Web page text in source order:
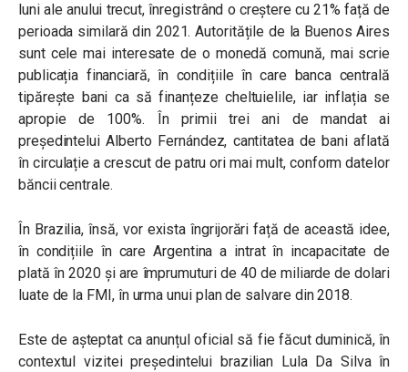
luni ale anului trecut, înregistrând o creștere cu 21% față de
perioada similară din 2021. Autoritățile de la Buenos Aires
sunt cele mai interesate de o monedă comună, mai scrie
publicația financiară, în condițiile în care banca centrală
tipărește bani ca să finanțeze cheltuielile, iar inflația se
apropie de 100%. În primii trei ani de mandat ai
președintelui Alberto Fernández, cantitatea de bani aflată
în circulație a crescut de patru ori mai mult, conform datelor
băncii centrale.
În Brazilia, însă, vor exista îngrijorări față de această idee,
în condițiile în care Argentina a intrat în incapacitate de
plată în 2020 și are împrumuturi de 40 de miliarde de dolari
luate de la FMI, în urma unui plan de salvare din 2018.
Este de așteptat ca anunțul oficial să fie făcut duminică, în
contextul vizitei președintelui brazilian Lula Da Silva în